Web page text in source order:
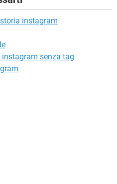
instagram
senza tag